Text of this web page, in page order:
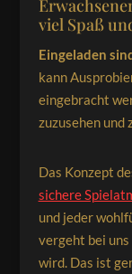
viel Spaß
Eingeladen
kann
eingebracht
zuzusehen und
Das Konzept
sichere
und jeder
vergeht bei uns
wird. Das ist